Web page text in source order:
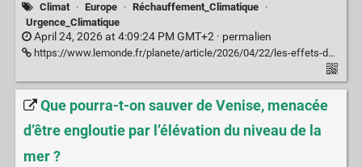
Climat · Europe · Réchauffement_Climatique ·
Urgence_Climatique
April 24, 2026 at 4:09:24 PM GMT+2 · permalien
https://www.lemonde.fr/planete/article/2026/04/22/les-effets-du-rechauffement-climatique-sur-la-sante-en-europe-de-plus-en-plus-marques_6682346_3244.html
Que pourra-t-on sauver de Venise, menacée
d’être engloutie par l’élévation du niveau de la
mer ?